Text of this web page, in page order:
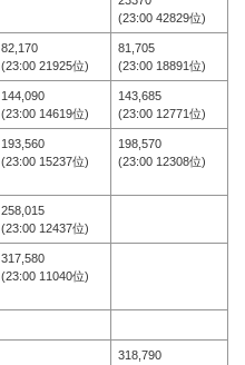
(23:00 42829位)
82,170
(23:00 21925位)
81,705
(23:00 18891位)
144,090
(23:00 14619位)
143,685
(23:00 12771位)
193,560
(23:00 15237位)
198,570
(23:00 12308位)
258,015
(23:00 12437位)
317,580
(23:00 11040位)
318,790